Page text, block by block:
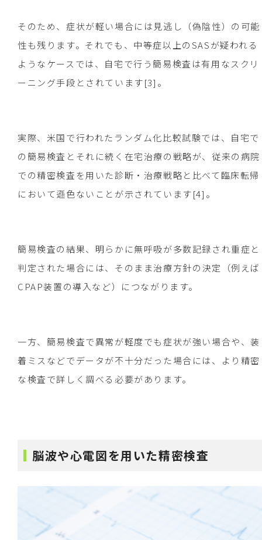
そのため、症状が軽い場合には見逃し（偽陰性）の可能
性も残ります。それでも、中等症以上のSASが疑われる
ようなケースでは、自宅で行う簡易検査は有用なスクリ
ーニング手段とされています[3]。
実際、米国で行われたランダム化比較試験では、自宅で
の簡易検査とそれに続く在宅治療の戦略が、従来の病院
での精密検査を用いた診断・治療戦略と比べて臨床転帰
において遜色ないことが示されています[4]。
簡易検査の結果、明らかに無呼吸が多数記録され重症と
判定された場合には、そのまま治療方針の決定（例えば
CPAP装置の導入など）につながります。
一方、簡易検査で異常が軽度でも症状が強い場合や、装
着ミスなどでデータが不十分だった場合には、より精密
な検査で詳しく調べる必要があります。
脳波や心電図を用いた精密検査